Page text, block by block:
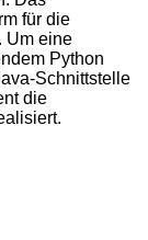
für die
Um eine
Python
Schnittstelle
die